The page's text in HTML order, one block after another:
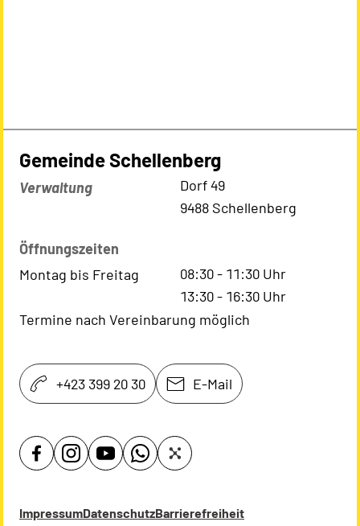
Gemeinde Schellenberg
Verwaltung
Dorf 49
9488 Schellenberg
Öffnungszeiten
Montag bis Freitag
08:30- 11:30 Uhr
13:30- 16:30 Uhr
Termine nach Vereinbarung möglich
+423 399 20 30 E-Mail
ImpressumDatenschutzBarrierefreiheit